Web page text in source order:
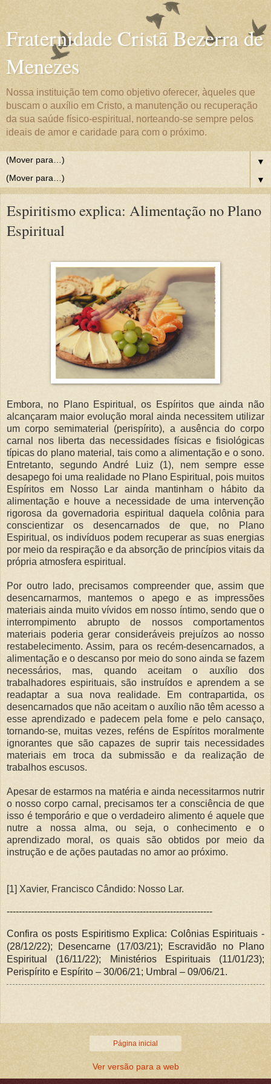
Fraternidade Cristã Bezerra de
Menezes
Nossa instituição tem como objetivo oferecer, àqueles que
buscam o auxílio em Cristo, a manutenção ou recuperação
da sua saúde físico-espiritual, norteando-se sempre pelos
ideais de amor e caridade para com o próximo.
▼
▼
Espiritismo explica: Alimentação no Plano
Espiritual
Embora, no Plano Espiritual, os Espíritos que ainda não
alcançaram maior evolução moral ainda necessitem utilizar
um corpo semimaterial (perispírito), a ausência do corpo
carnal nos liberta das necessidades físicas e fisiológicas
típicas do plano material, tais como a alimentação e o sono.
Entretanto, segundo André Luiz (1), nem sempre esse
desapego foi uma realidade no Plano Espiritual, pois muitos
Espíritos em Nosso Lar ainda mantinham o hábito da
alimentação e houve a necessidade de uma intervenção
rigorosa da governadoria espiritual daquela colônia para
conscientizar os desencarnados de que, no Plano
Espiritual, os indivíduos podem recuperar as suas energias
por meio da respiração e da absorção de princípios vitais da
própria atmosfera espiritual.
Por outro lado, precisamos compreender que, assim que
desencarnarmos, mantemos o apego e as impressões
materiais ainda muito vívidos em nosso íntimo, sendo que o
interrompimento abrupto de nossos comportamentos
materiais poderia gerar consideráveis prejuízos ao nosso
restabelecimento. Assim, para os recém-desencarnados, a
alimentação e o descanso por meio do sono ainda se fazem
necessários, mas, quando aceitam o auxílio dos
trabalhadores espirituais, são instruídos e aprendem a se
readaptar a sua nova realidade. Em contrapartida, os
desencarnados que não aceitam o auxílio não têm acesso a
esse aprendizado e padecem pela fome e pelo cansaço,
tornando-se, muitas vezes, reféns de Espíritos moralmente
ignorantes que são capazes de suprir tais necessidades
materiais em troca da submissão e da realização de
trabalhos escusos.
Apesar de estarmos na matéria e ainda necessitarmos nutrir
o nosso corpo carnal, precisamos ter a consciência de que
isso é temporário e que o verdadeiro alimento é aquele que
nutre a nossa alma, ou seja, o conhecimento e o
aprendizado moral, os quais são obtidos por meio da
instrução e de ações pautadas no amor ao próximo.
[1] Xavier, Francisco Cândido: Nosso Lar.
--------------------------------------------------------------------
Confira os posts Espiritismo Explica: Colônias Espirituais -
(28/12/22); Desencarne (17/03/21); Escravidão no Plano
Espiritual (16/11/22); Ministérios Espirituais (11/01/23);
Perispírito e Espírito – 30/06/21; Umbral – 09/06/21.
Página inicial
Ver versão para a web